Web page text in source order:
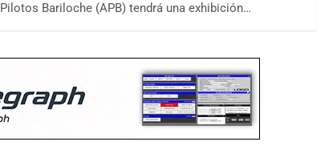
Pilotos Bariloche (APB) tendrá una exhibición…